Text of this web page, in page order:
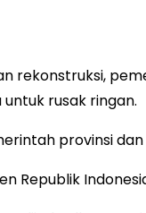
rekonstruksi,
untuk rusak ringan.
provinsi
Republik